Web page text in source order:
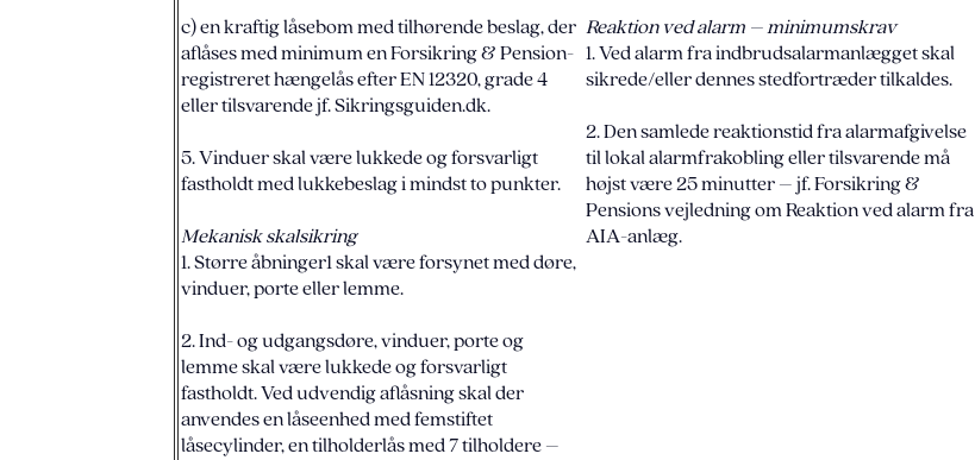
c) en kraftig låsebom med tilhørende beslag, der
aflåses med minimum en Forsikring & Pension-
registreret hængelås efter EN 12320, grade 4
eller tilsvarende jf. Sikringsguiden.dk.
5. Vinduer skal være lukkede og forsvarligt
fastholdt med lukkebeslag i mindst to punkter.
Mekanisk skalsikring
1. Større åbninger1 skal være forsynet med døre,
vinduer, porte eller lemme.
2. Ind- og udgangsdøre, vinduer, porte og
lemme skal være lukkede og forsvarligt
fastholdt. Ved udvendig aflåsning skal der
anvendes en låseenhed med femstiftet
låsecylinder, en tilholderlås med 7 tilholdere –
Reaktion ved alarm – minimumskrav
1. Ved alarm fra indbrudsalarmanlægget skal
sikrede/eller dennes stedfortræder tilkaldes.
2. Den samlede reaktionstid fra alarmafgivelse
til lokal alarmfrakobling eller tilsvarende må
højst være 25 minutter – jf. Forsikring &
Pensions vejledning om Reaktion ved alarm fra
AIA-anlæg.